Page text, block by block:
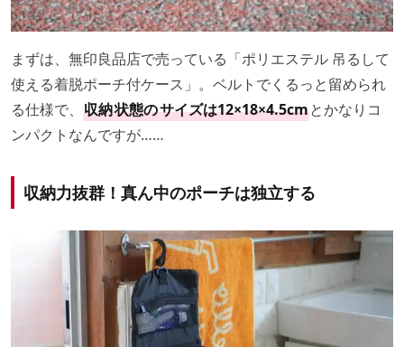
まずは、無印良品店で売っている「ポリエステル 吊るして
使える着脱ポーチ付ケース」。ベルトでくるっと留められ
る仕様で、 収納状態のサイズは12×18×4.5cmとかなりコ
ンパクトなんですが……
収納力抜群！真ん中のポーチは独立する